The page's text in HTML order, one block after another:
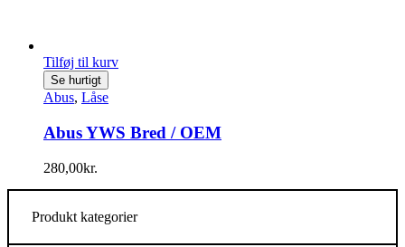
Tilføj til kurv
Se hurtigt
Abus, Låse
Abus YWS Bred / OEM
280,00kr.
Produkt kategorier